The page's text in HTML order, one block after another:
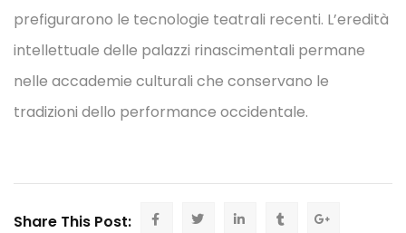
prefigurarono le tecnologie teatrali recenti. L’eredità
intellettuale delle palazzi rinascimentali permane
nelle accademie culturali che conservano le
tradizioni dello performance occidentale.
Share This Post: